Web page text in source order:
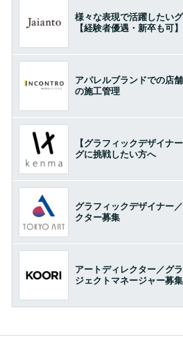
様々な表現で活躍したい
【経験者優遇・新卒も可】
アパレルブランドでの店
の施工管理
【グラフィックデザイナ
グに挑戦したい方へ
グラフィックデザイナー
クター募集
アートディレクター／グ
ジェクトマネージャー募集